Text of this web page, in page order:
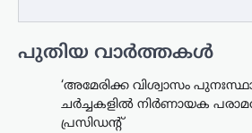
പുതിയ വാർത്തകൾ
‘അമേരിക്ക വിശ്വാസം
ചർച്ചകളിൽ നിർണായക
പ്രസിഡന്റ്